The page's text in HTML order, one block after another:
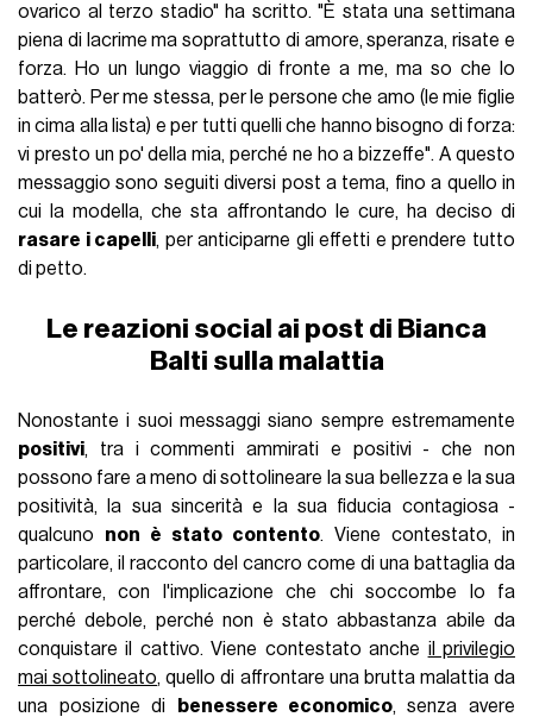
ovarico al terzo stadio" ha scritto. "È stata una settimana
piena di lacrime ma soprattutto di amore, speranza, risate e
forza. Ho un lungo viaggio di fronte a me, ma so che lo
batterò. Per me stessa, per le persone che amo (le mie figlie
in cima alla lista) e per tutti quelli che hanno bisogno di forza:
vi presto un po' della mia, perché ne ho a bizzeffe". A questo
messaggio sono seguiti diversi post a tema, fino a quello in
cui la modella, che sta affrontando le cure, ha deciso di
rasare i capelli, per anticiparne gli effetti e prendere tutto
di petto.
Le reazioni social ai post di Bianca
Balti sulla malattia
Nonostante i suoi messaggi siano sempre estremamente
positivi, tra i commenti ammirati e positivi - che non
possono fare a meno di sottolineare la sua bellezza e la sua
positività, la sua sincerità e la sua fiducia contagiosa -
qualcuno non è stato contento. Viene contestato, in
particolare, il racconto del cancro come di una battaglia da
affrontare, con l'implicazione che chi soccombe lo fa
perché debole, perché non è stato abbastanza abile da
conquistare il cattivo. Viene contestato anche il privilegio
mai sottolineato, quello di affrontare una brutta malattia da
una posizione di
benessere economico, senza avere